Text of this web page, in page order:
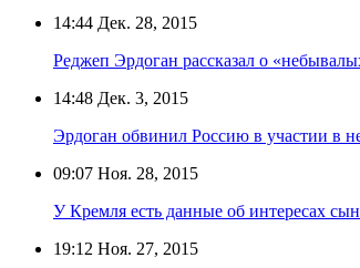
14:44 Дек. 28, 2015
Реджеп Эрдоган рассказал о
14:48 Дек. 3, 2015
Эрдоган обвинил Россию в участии в
09:07 Ноя. 28, 2015
У Кремля есть данные об интересах
19:12 Ноя. 27, 2015